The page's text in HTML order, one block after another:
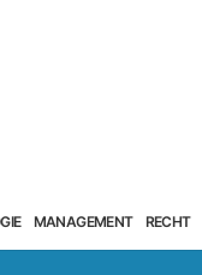
MANAGEMENT RECHT